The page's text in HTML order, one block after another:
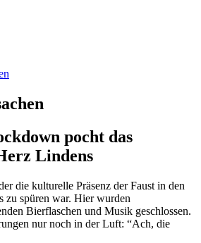
pocht das
Lindens
die kulturelle Präsenz der Faust in den
zu spüren war. Hier wurden
Bierflaschen und Musik geschlossen.
nur noch in der Luft: “Ach, die